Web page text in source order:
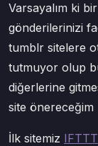
Varsayalım ki
gönderilerinizi
tumblr sitelere
tutmuyor olup
diğerlerine
site önereceğim
İlk sitemiz IFTTT